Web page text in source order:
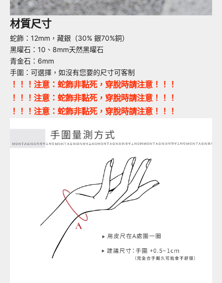
材質尺寸
蛇飾：12mm，藏銀（30% 銀70%銅）
黑曜石：10、8mm天然黑曜石
青金石：6mm
手圍：可選擇，如沒有您要的尺寸可客制
！！！注意：蛇飾非黏死，穿脫時請注意！！！
！！！注意：蛇飾非黏死，穿脫時請注意！！！
！！！注意：蛇飾非黏死，穿脫時請注意！！！